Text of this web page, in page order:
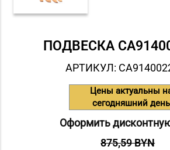
ПОДВЕСКА
АРТИКУЛ:
Цены актуальны
сегодняшний день
Оформить
875,59 BYN